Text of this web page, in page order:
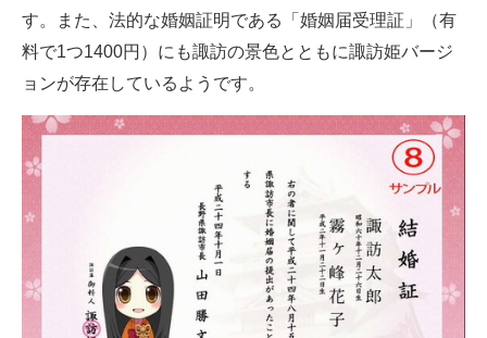
ビジネスと働き方のヒント
AI活用のいまが分かる
マーケ×ITの今がよく分かる
ITエンジニア向け専門サイト
企業向けIT製品の総合サイト
す。また、法的な婚姻証明である「婚姻届受理証」（有
料で1つ1400円）にも諏訪の景色とともに諏訪姫バージ
ョンが存在しているようです。